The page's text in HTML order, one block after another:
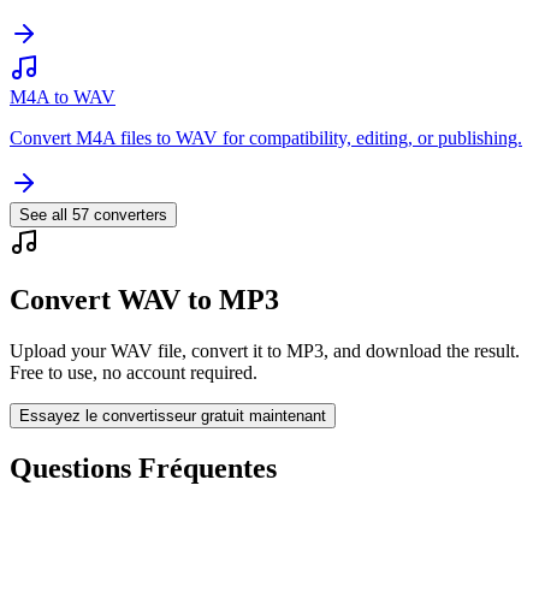
M4A to WAV
Convert M4A files to WAV for compatibility, editing, or publishing.
See all 57 converters
Convert WAV to MP3
Upload your WAV file, convert it to MP3, and download the result.
Free to use, no account required.
Essayez le convertisseur gratuit maintenant
Questions Fréquentes